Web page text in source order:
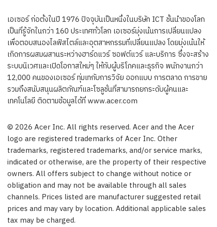
เอเซอร์ ก่อตั้งในปี 1976 ปัจจุบันเป็นหนึ่งในบริษัท ICT ชั้นนำของโลก
เป็นที่รู้จักในกว่า 160 ประเทศทั่วโลก เอเซอร์มุ่งเน้นการเปลี่ยนแปลง
เพื่อตอบสนองไลฟ์สไตล์และอุตสาหกรรมที่เปลี่ยนแปลง โดยมุ่งเน้นให้
เกิดการผสมผสานระหว่างฮาร์ดแวร์ ซอฟต์แวร์ และบริการ ซึ่งจะสร้าง
ระบบนิเวศและเปิดโอกาสใหม่ๆ ให้กับผู้บริโภคและธุรกิจ พนักงานกว่า
12,000 คนของเอเซอร์ ทุ่มเทกับการวิจัย ออกแบบ การตลาด การขาย
รวมถึงสนับสนุนผลิตภัณฑ์และโซลูชั่นที่สามารถยกระดับผู้คนและ
เทคโนโลยี ติดตามข้อมูลได้ที่ www.acer.com
© 2026 Acer Inc. All rights reserved. Acer and the Acer
logo are registered trademarks of Acer Inc. Other
trademarks, registered trademarks, and/or service marks,
indicated or otherwise, are the property of their respective
owners. All offers subject to change without notice or
obligation and may not be available through all sales
channels. Prices listed are manufacturer suggested retail
prices and may vary by location. Additional applicable sales
tax may be charged.